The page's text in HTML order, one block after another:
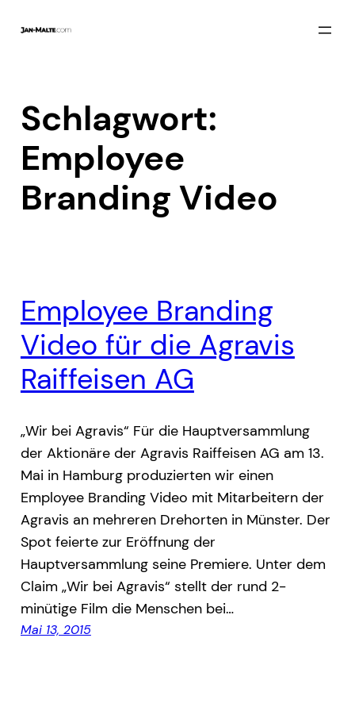
Inhalt
Schlagwort:
Employee
Branding Video
Employee Branding
Video für die Agravis
Raiffeisen AG
„Wir bei Agravis“ Für die Hauptversammlung
der Aktionäre der Agravis Raiffeisen AG am 13.
Mai in Hamburg produzierten wir einen
Employee Branding Video mit Mitarbeitern der
Agravis an mehreren Drehorten in Münster. Der
Spot feierte zur Eröffnung der
Hauptversammlung seine Premiere. Unter dem
Claim „Wir bei Agravis“ stellt der rund 2-
minütige Film die Menschen bei…
Mai 13, 2015